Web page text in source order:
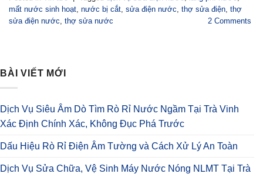
mất nước sinh hoạt nước bị cắt sửa điện nước thợ sửa điện thợ
sửa điện nước thợ sửa nước 2 Comments
BÀI VIẾT MỚI
Dịch Vụ Siêu Âm Dò Tìm Rò Rỉ Nước Ngầm Tại Trà Vinh
Xác Định Chính Xác, Không Đục Phá Trước
Dấu Hiệu Rò Rỉ Điện Âm Tường và Cách Xử Lý An Toàn
Dịch Vụ Sửa Chữa, Vệ Sinh Máy Nước Nóng NLMT Tại Trà